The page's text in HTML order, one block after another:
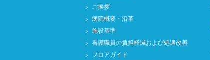
ご挨拶
病院概要・沿革
施設基準
看護職員の負担軽減および処遇改善
フロアガイド